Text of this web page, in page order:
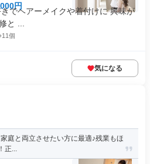
円
でヘアーメイクや着付けに 興味が
と ...
個
気になる
庭と両立させたい方に最適♪残業もほ
正...